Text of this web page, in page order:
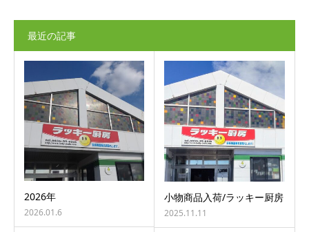
最近の記事
2026年
2026.01.6
小物商品入荷/ラッキー厨房
2025.11.11